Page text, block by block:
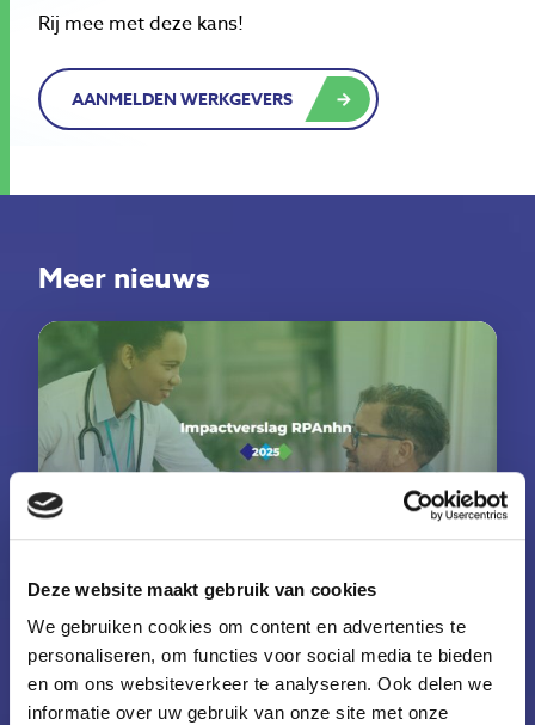
Deze website maakt gebruik van cookies
We gebruiken cookies om content en advertenties te
personaliseren, om functies voor social media te bieden
en om ons websiteverkeer te analyseren. Ook delen we
informatie over uw gebruik van onze site met onze
Rij mee met deze kans!
AANMELDEN WERKGEVERS
Meer nieuws
dinsdag 17 maart 2026
Impactverslag RPAnhn 2025